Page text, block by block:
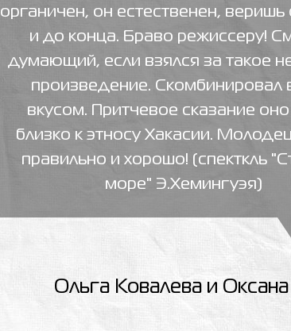
органичен, он естественен, веришь
и до конца. Браво режиссеру!
думающий, если взялся за такое
произведение. Скомбинировал
вкусом. Притчевое сказание
близко к этносу Хакасии.
правильно и хорошо! (спекткль
море" Э.Хемингуэя)
Ольга Ковалева и